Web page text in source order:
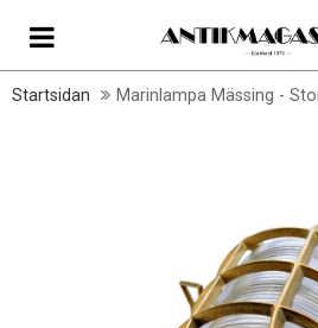
Startsidan Marinlampa Mässing -